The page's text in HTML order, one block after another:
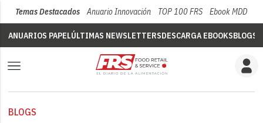
Temas Destacados Anuario Innovación TOP 100 FRS Ebook MDD
ANUARIOS PAPELÚLTIMAS NEWSLETTERSDESCARGA EBOOKSBLOGS
BLOGS